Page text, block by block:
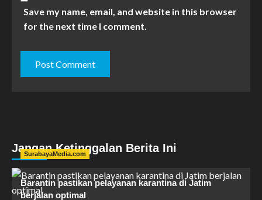
Save my name, email, and website in this browser
for the next time I comment.
Jangan Ketinggalan Berita Ini
SurabayaMedia.com
Barantin pastikan pelayanan karantina di Jatim
berjalan optimal